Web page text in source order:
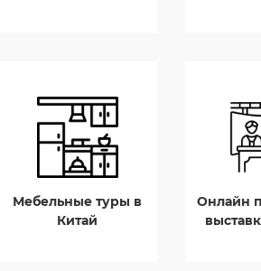
Мебельные туры в
Китай
Онлайн